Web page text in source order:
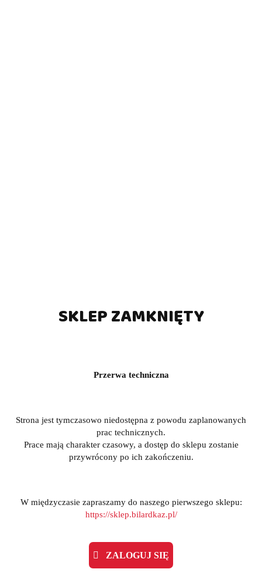
SKLEP ZAMKNIĘTY
Przerwa techniczna
Strona jest tymczasowo niedostępna z powodu zaplanowanych
prac technicznych.
Prace mają charakter czasowy, a dostęp do sklepu zostanie
przywrócony po ich zakończeniu.
W międzyczasie zapraszamy do naszego pierwszego sklepu:
https://sklep.bilardkaz.pl/
ZALOGUJ SIĘ